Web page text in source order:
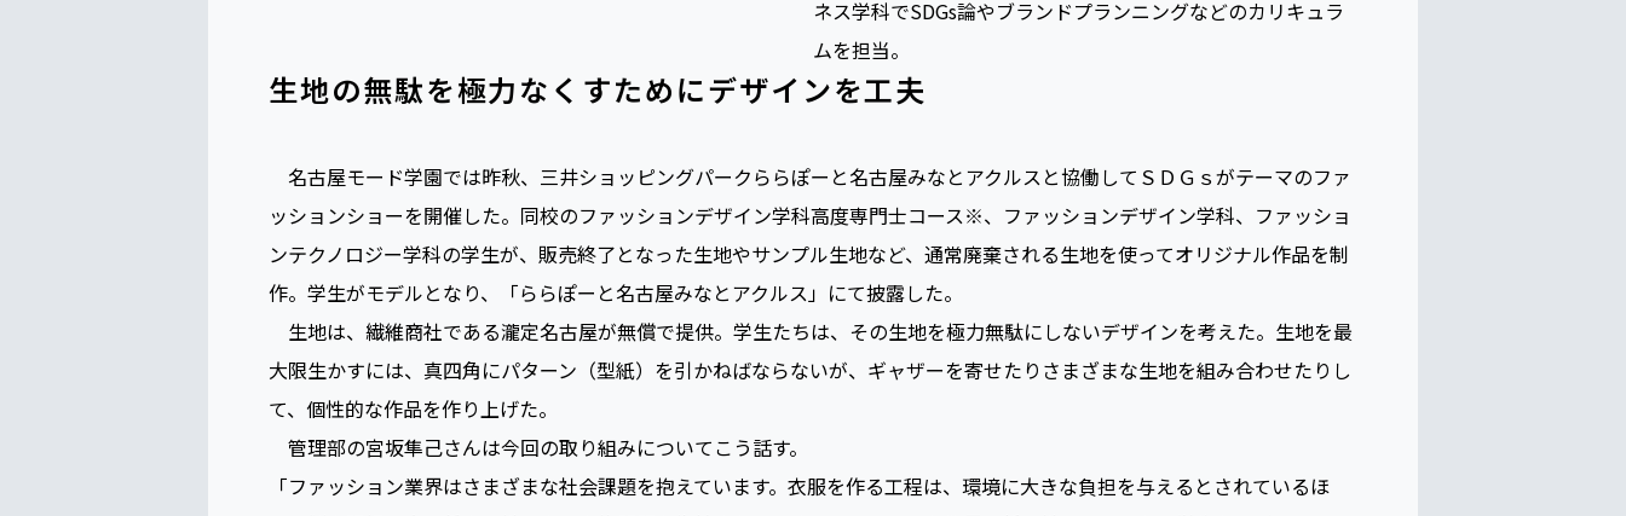
名古屋モード学園卒業後、アパレルメーカー企画職を経て、名
古屋モード学園教務部で学生指導にあたる。ファッションビジ
ネス学科でSDGs論やブランドプランニングなどのカリキュラ
生地の無駄を極力なくすためにデザインを工夫
名古屋モード学園では昨秋、三井ショッピングパークららぽーと名古屋みなとアクルスと協働してＳＤＧｓがテーマのファ
ッションショーを開催した。同校のファッションデザイン学科高度専門士コース※、ファッションデザイン学科、ファッショ
ンテクノロジー学科の学生が、販売終了となった生地やサンプル生地など、通常廃棄される生地を使ってオリジナル作品を制
作。学生がモデルとなり、「ららぽーと名古屋みなとアクルス」にて披露した。
生地は、繊維商社である瀧定名古屋が無償で提供。学生たちは、その生地を極力無駄にしないデザインを考えた。生地を最